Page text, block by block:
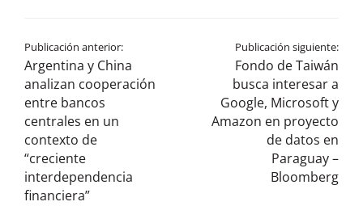
Publicación anterior:
Argentina y China
analizan cooperación
entre bancos
centrales en un
contexto de
“creciente
interdependencia
financiera”
Publicación siguiente:
Fondo de Taiwán
busca interesar a
Google, Microsoft y
Amazon en proyecto
de datos en
Paraguay –
Bloomberg